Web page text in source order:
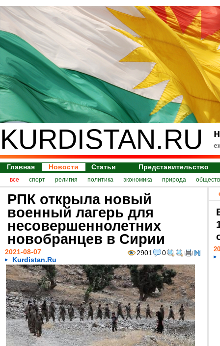
KURDISTAN.RU
Главная Новости Статьи Представительство
все спорт религия политика экономика природа
РПК открыла новый
военный лагерь для
несовершеннолетних
новобранцев в Сирии
2901 0
2021-08-07
Kurdistan.Ru